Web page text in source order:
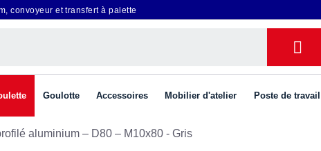
convoyeur et transfert à palette
Goulotte Accessoires Mobilier d'atelier Poste de travail
aluminium – D80 – M10x80 - Gris